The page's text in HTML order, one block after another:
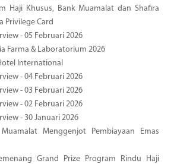
Haji Khusus, Bank Muamalat dan Shafira
Privilege Card
- 05 Februari 2026
Farma & Laboratorium 2026
International
- 04 Februari 2026
- 03 Februari 2026
- 02 Februari 2026
- 30 Januari 2026
Menggenjot Pembiayaan Emas
Grand Prize Program Rindu Haji